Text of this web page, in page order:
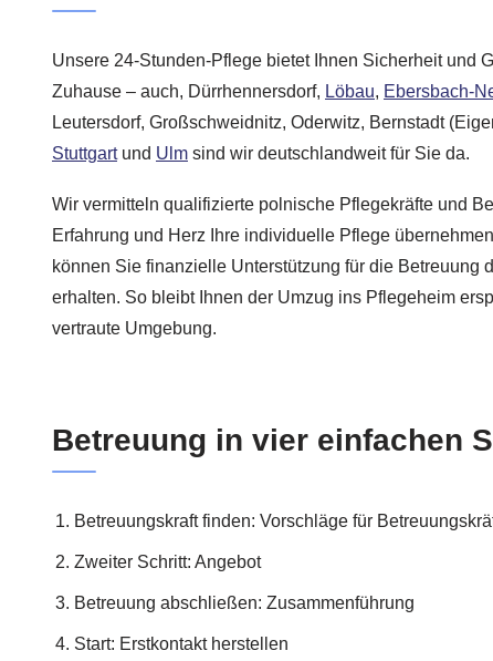
Unsere 24-Stunden-Pflege bietet Ihnen Sicherheit und
Zuhause – auch, Dürrhennersdorf, Löbau, Ebersbach-
Leutersdorf, Großschweidnitz, Oderwitz, Bernstadt
Stuttgartund Ulm sind wir deutschlandweit für Sie da.
Wir vermitteln qualifizierte polnische Pflegekräfte und
Erfahrung und Herz Ihre individuelle Pflege
können Sie finanzielle Unterstützung für die Betreuung
erhalten. So bleibt Ihnen der Umzug ins Pflegeheim
vertraute Umgebung.
Betreuung in vier einfachen
Betreuungskraft finden: Vorschläge für
Zweiter Schritt: Angebot
Betreuung abschließen: Zusammenführung
Start: Erstkontakt herstellen